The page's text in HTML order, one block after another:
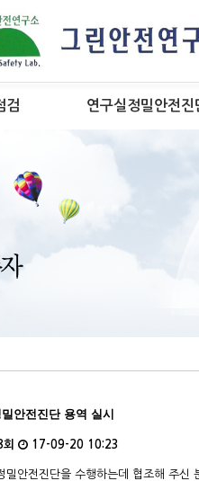
검 연구실정밀안전진
안전진단 용역 실시
17-09-20 10:23
안전진단을 수행하는데 협조해 주신